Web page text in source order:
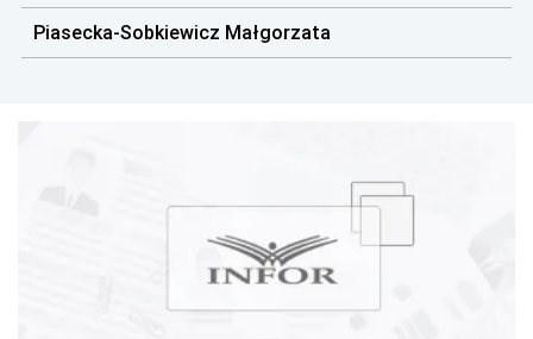
Piasecka-Sobkiewicz Małgorzata